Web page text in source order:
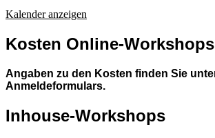
Kalender anzeigen
Kosten Online-Workshops
Angaben zu den Kosten finden Sie
Anmeldeformulars.
Inhouse-Workshops